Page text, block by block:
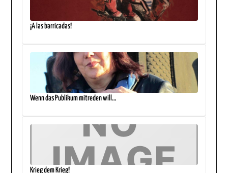
¡A las barricadas!
Wenn das Publikum mitreden will…
Krieg dem Krieg!